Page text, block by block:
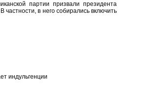
партии призвали президента
в него собирались включить
индульгенции